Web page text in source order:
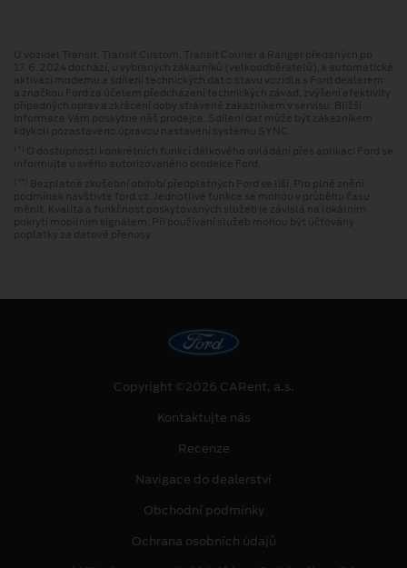
Copyright ©2026 CARent, a.s.
Kontaktujte nás
Recenze
Navigace do dealerství
Obchodní podmínky
Ochrana osobních údajů